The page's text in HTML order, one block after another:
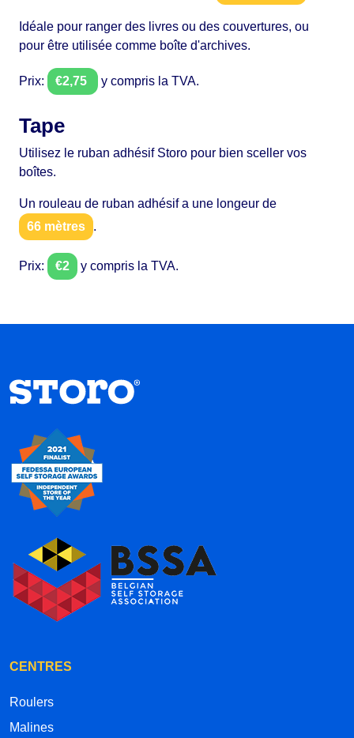
Idéale pour ranger des livres ou des couvertures, ou
pour être utilisée comme boîte d'archives.
Prix: €2,75 y compris la TVA.
Tape
Utilisez le ruban adhésif Storo pour bien sceller vos
boîtes.
Un rouleau de ruban adhésif a une longeur de
66 mètres
.
Prix: €2 y compris la TVA.
CENTRES
Roulers
Malines